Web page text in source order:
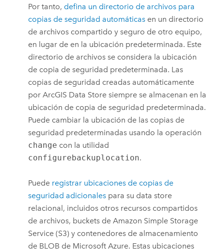
Por tanto, defina un directorio de archivos para
copias de seguridad automáticas en un directorio
de archivos compartido y seguro de otro equipo,
en lugar de en la ubicación predeterminada. Este
directorio de archivos se considera la ubicación
de copia de seguridad predeterminada. Las
copias de seguridad creadas automáticamente
porArcGIS Data Store siempre se almacenan en la
ubicación de copia de seguridad predeterminada.
Puede cambiar la ubicación de las copias de
seguridad predeterminadas usando la operación
change con la utilidad
configurebackuplocation.
Puede registrar ubicaciones de copias de
seguridad adicionales para su data store
relacional, incluidos otros recursos compartidos
de archivos, buckets deAmazon Simple Storage
Service (S3) y contenedores de almacenamiento
de BLOB de Microsoft Azure. Estas ubicaciones